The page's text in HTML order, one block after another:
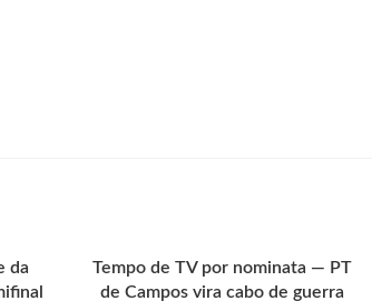
da
Tempo de TV por nominata — PT
de Campos vira cabo de guerra